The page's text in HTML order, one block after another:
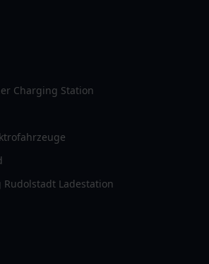
Charging Station
Ladestation